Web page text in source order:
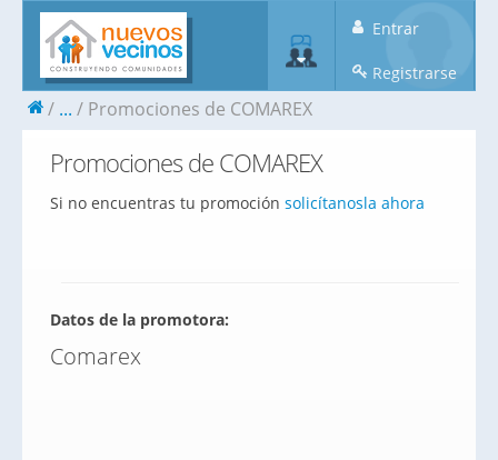
Entrar
Registrarse
... Promociones de COMAREX
Promociones de COMAREX
Si no encuentras tu promoción solicítanosla ahora
Datos de la promotora:
Comarex